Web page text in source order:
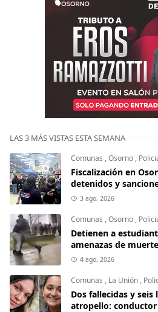
LAS 3 MÁS VISTAS ESTA SEMANA
Comunas ,Osorno ,
Fiscalización en
detenidos y
3 ago, 2026
Comunas ,Osorno ,
Detienen a
amenazas de
4 ago, 2026
Comunas , La Unión ,
Dos fallecidas y seis
atropello: